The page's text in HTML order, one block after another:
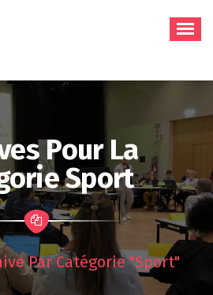
Pour La
Sport
Par Catégorie "sport"